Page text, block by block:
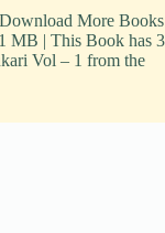
More Books
MB | This Book has
Vol – 1 from the